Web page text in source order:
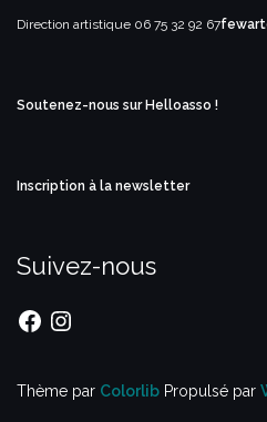
Direction artistique 06 75 32 92 67
Soutenez-nous sur Helloasso !
Inscription à la newsletter
Suivez-nous
FacebookInstagram
Thème par Colorlib Propulsé par